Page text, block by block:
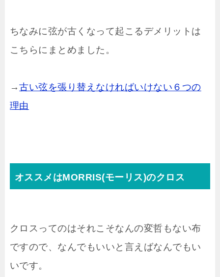
ちなみに弦が古くなって起こるデメリットは
こちらにまとめました。
→古い弦を張り替えなければいけない６つの
理由
オススメはMORRIS(モーリス)のクロス
クロスってのはそれこそなんの変哲もない布
ですので、なんでもいいと言えばなんでもい
いです。